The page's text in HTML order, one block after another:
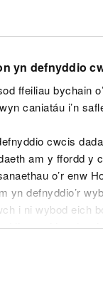
yn defnyddio
ffeiliau bychain
caniatáu i’n
cwcis
am y ffordd y
o’r enw
yn defnyddio’r
i ni wybod eich
cwci i gadw
am ein cwcis
1968, a
dalu cost o
Burge,
stociau
hyn yn
anghyfreithlon.
annog
cefn gwlad
er mwyn osgoi
i